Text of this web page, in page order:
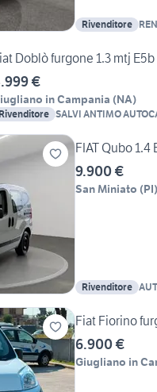
Rivenditore
Doblò furgone 1.3 mtj E5b
€
in Campania (NA)
Rivenditore SALVI ANTIMO
FIAT Qubo 1.4
9.900 €
San Miniato (PI)
Rivenditore
Fiat Fiorino
6.900 €
Giugliano in